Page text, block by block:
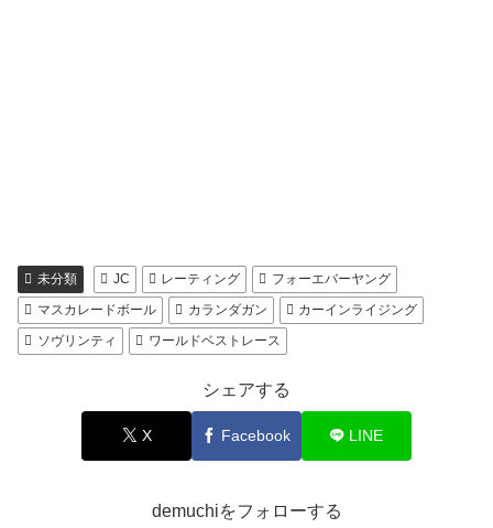
未分類 JC レーティング
フォーエバーヤング
マスカレードボール
カランダガン
カーインライジング
ソヴリンティ
ワールドベストレース
シェアする
X Facebook LINE
demuchiをフォローする